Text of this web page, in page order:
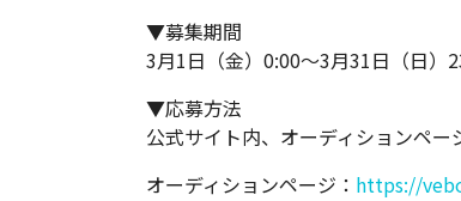
▼募集期間
3月1日（金）0:00〜3月31日（日）
▼応募方法
公式サイト内、オーディションペー
オーディションページ： https://